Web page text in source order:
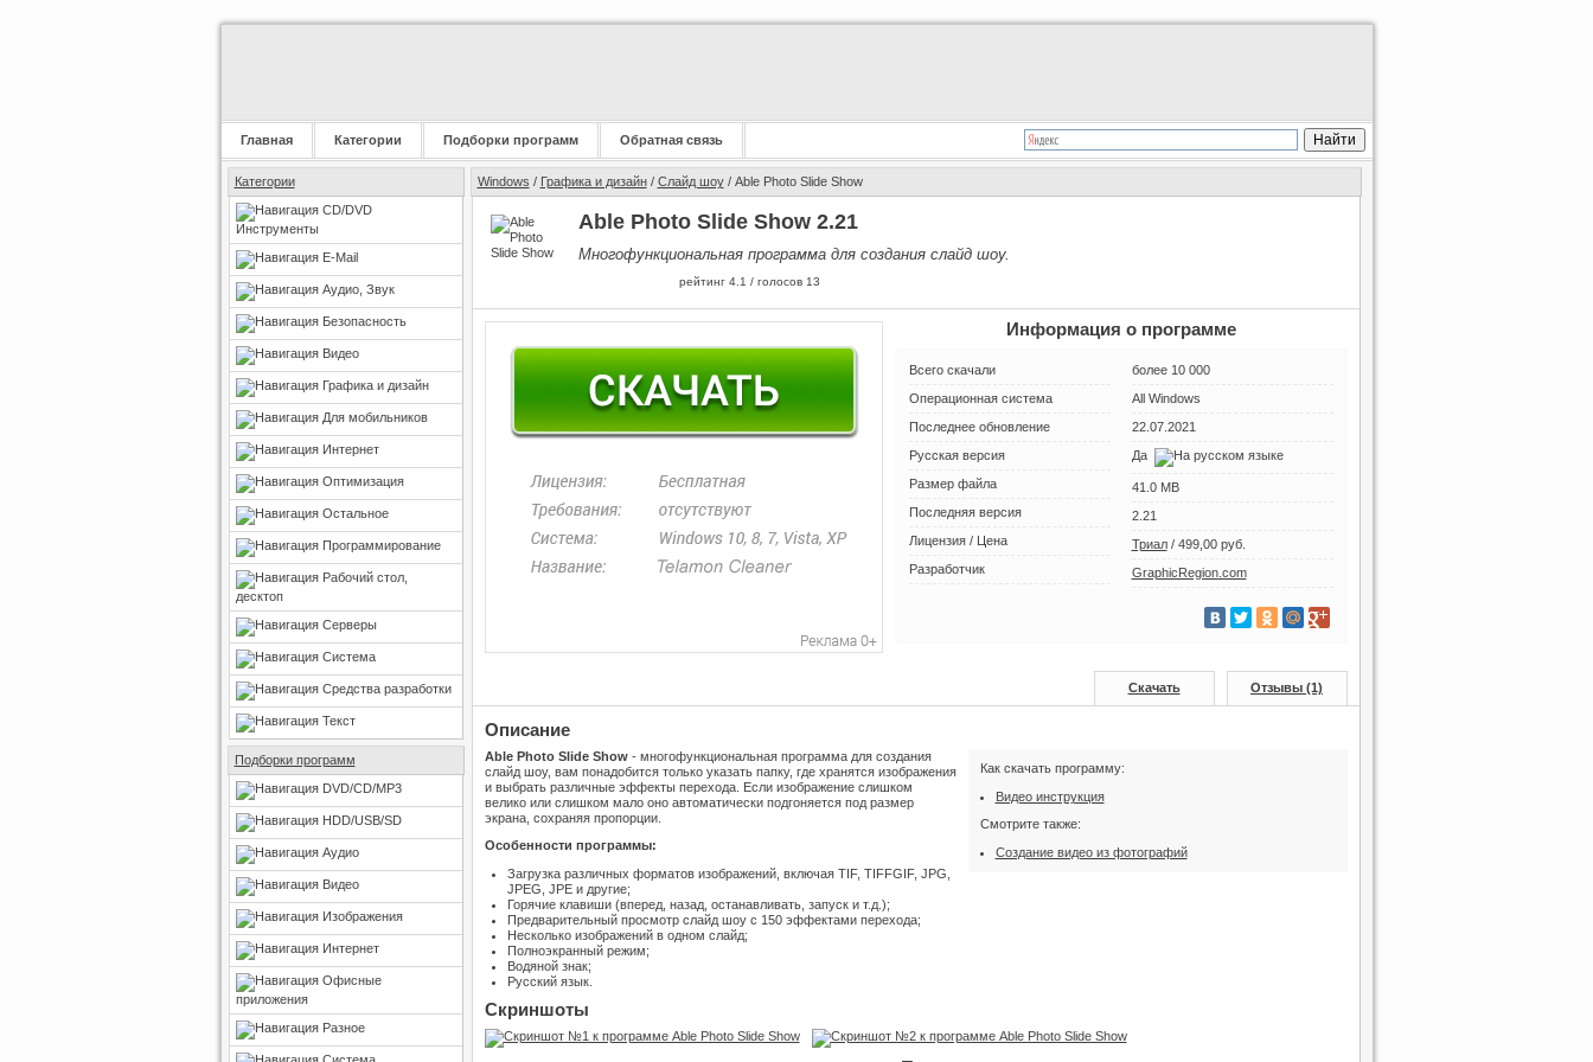
Главная Категории Подборки программ Обратная связь
Категории
CD/DVD
Инструменты
E-Mail
Аудио, Звук
Безопасность
Видео
Графика и дизайн
Для мобильников
Интернет
Оптимизация
Остальное
Программирование
Рабочий стол,
десктоп
Серверы
Система
Средства разработки
Текст
Подборки программ
DVD/CD/MP3
HDD/USB/SD
Аудио
Видео
Изображения
Интернет
Офисные
приложения
Разное
Windows / Графика и дизайн/ Слайд шоу/ Able Photo Slide Show
Able Photo Slide Show 2.21
Многофункциональная программа для создания слайд шоу.
рейтинг 4.1 / голосов 13
Информация о программе
Всего скачали
более 10 000
Операционная система
All Windows
Последнее обновление
22.07.2021
Русская версия
Да
Размер файла
41.0 MB
Последняя версия
2.21
Лицензия / Цена
Триал/ 499,00 руб.
Разработчик
GraphicRegion.com
Отзывы (1)
Скачать
Описание
Как скачать программу:
Видео инструкция
Смотрите также:
Создание видео из фотографий
Able Photo Slide Show- многофункциональная программа для создания
слайд шоу, вам понадобится только указать папку, где хранятся изображения
и выбрать различные эффекты перехода. Если изображение слишком
велико или слишком мало оно автоматически подгоняется под размер
экрана, сохраняя пропорции.
Особенности программы:
Загрузка различных форматов изображений, включая TIF, TIFFGIF, JPG,
JPEG, JPE и другие;
Горячие клавиши (вперед, назад, останавливать, запуск и т.д.);
Предварительный просмотр слайд шоу с 150 эффектами перехода;
Несколько изображений в одном слайд;
Полноэкранный режим;
Водяной знак;
Русский язык.
Скриншоты